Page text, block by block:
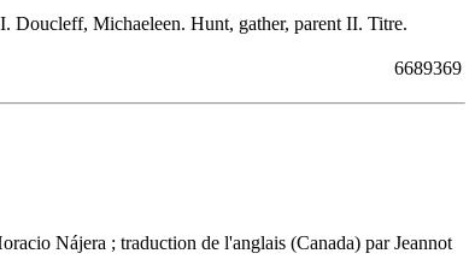
Doucleff, Michaeleen. Hunt, gather, parent II. Titre.
6689369
Nájera ; traduction de l'anglais (Canada) par Jeannot